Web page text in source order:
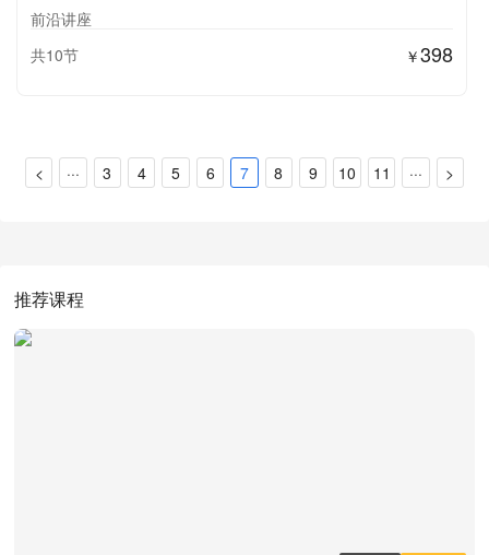
前沿讲座
共10节
￥398
< ··· 3 4 5 6 7 8 9 10 11 ··· >
推荐课程